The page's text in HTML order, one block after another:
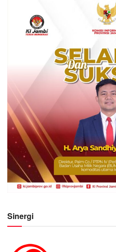
Sinergi